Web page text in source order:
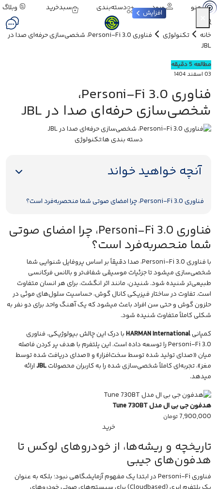
منو ورود دسته‌بندی سبدخرید وبلاگ
خانه تکنولوژی
فناوری Personi-Fi 3.0، شخصی‌سازی حرفه‌ای صدا در
JBL
مطالعه 5 دقیقه
03 اسفند 1404
فناوری Personi-Fi 3.0،
شخصی‌سازی حرفه‌ای صدا در JBL
دسته بندی ها:تکنولوژی
آنچه خواهید خواند
فناوری Personi-Fi 3.0، چرا امضای صوتی شما منحصر‌به‌فرد است؟
فناوری Personi-Fi 3.0، چرا امضای صوتی
شما منحصر‌به‌فرد است؟
با فناوری Personi-Fi 3.0، صدا دقیقاً بر اساس پروفایل شنوایی شما
شخصی‌سازی میشود تا جزئیاتموسیقیشفاف‌تر و بالانس فرکانسی
طبیعی‌تر شنیده شود. شنیدن، مانند اثر انگشت، برای هر انسان متفاوت
است. تفاوت در ساختار فیزیکی کانال گوش، حساسیت سلول‌های موئی در
حلزون گوش و حتی سن افراد باعث میشود که یک آهنگ واحد برای دو نفر به
شکلی کاملاً متفاوت شنیده شود.
کمپانیHARMAN Internationalبا درک این چالش بیولوژیکی، فناوری
Personi-Fi 3.0 را توسعه داده است. این پلتفرم با هدف پر کردن فاصله
میان «صدای تولید شده توسط سخت‌افزار» و «صدای دریافت شده توسط
مغز»، تجربه‌ای کاملاً شخصی‌سازی شده را به کاربران محصولاتJBLارائه
میدهد.
هدفون جی بی ال مدل Tune 730BT
7,900,000 تومان
خرید
تاریخچه و ریشه‌ها، از خودروهای لوکس تا
هدفون‌های جیبی
فناوری Personi-Fi در ابتدا یک مفهوم آزمایشگاهی نبود؛ بلکه به عنوان
افزایش